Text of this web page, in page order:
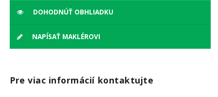
DOHODNÚŤ OBHLIADKU
NAPÍSAŤ MAKLÉROVI
Pre viac informácií kontaktujte